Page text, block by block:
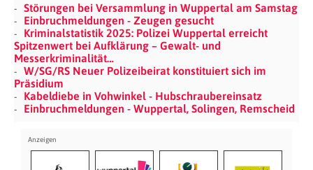
Störungen bei Versammlung in Wuppertal am Samstag
Einbruchmeldungen - Zeugen gesucht
Kriminalstatistik 2025: Polizei Wuppertal erreicht
Spitzenwert bei Aufklärung – Gewalt- und
Messerkriminalität…
W/SG/RS Neuer Polizeibeirat konstituiert sich im
Präsidium
Kabeldiebe in Vohwinkel - Hubschraubereinsatz
Einbruchmeldungen - Wuppertal, Solingen, Remscheid